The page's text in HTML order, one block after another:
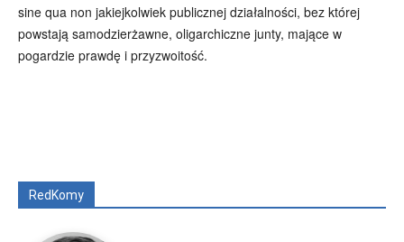
sine qua non jakiejkolwiek publicznej działalności, bez której
powstają samodzierżawne, oligarchiczne junty, mające w
pogardzie prawdę i przyzwoitość.
RedKomy